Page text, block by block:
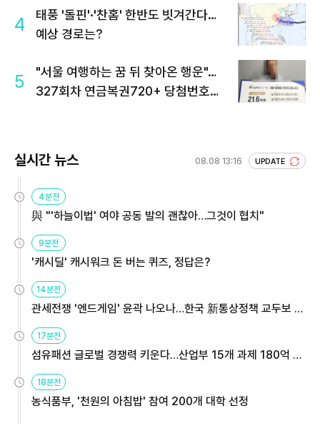
4
태풍 '돌핀'·'찬홈' 한반도 빗겨간다…
예상 경로는?
5
"서울 여행하는 꿈 뒤 찾아온 행운"…
327회차 연금복권720+ 당첨번호조
실시간 뉴스 08.08 13:16 UPDATE
4분전
與 "'하늘이법' 여야 공동 발의 괜찮아…그것이 협치"
9분전
'캐시딜' 캐시워크 돈 버는 퀴즈, 정답은?
14분전
관세전쟁 '엔드게임' 윤곽 나오나…한국 新통상정책 교두보 활
용해야
17분전
섬유패션 글로벌 경쟁력 키운다…산업부 15개 과제 180억 지
원
18분전
농식품부, '천원의 아침밥' 참여 200개 대학 선정